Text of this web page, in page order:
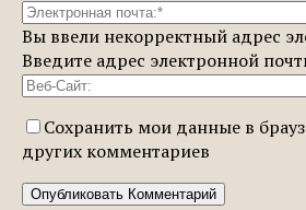
Вы ввели некорректный адрес
Введите адрес электронной
Сохранить мои данные в
других комментариев